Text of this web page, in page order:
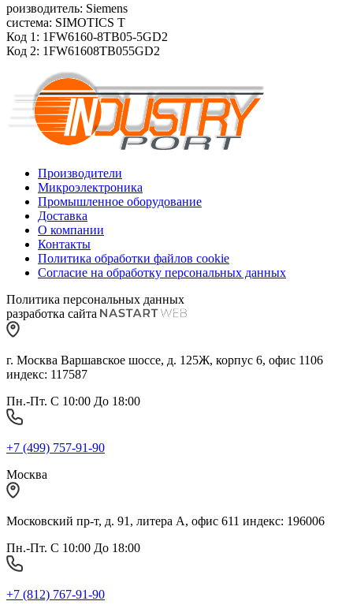
роизводитель: Siemens
система: SIMOTICS T
Код 1: 1FW6160-8TB05-5GD2
Код 2: 1FW61608TB055GD2
Производители
Микроэлектроника
Промышленное оборудование
Доставка
О компании
Контакты
Политика обработки файлов cookie
Согласие на обработку персональных данных
Политика персональных данных
разработка сайта
г. Москва Варшавское шоссе, д. 125Ж, корпус 6, офис 1106
индекс: 117587
Пн.-Пт. С 10:00 До 18:00
+7 (499) 757-91-90
Москва
Московский пр-т, д. 91, литера А, офис 611 индекс: 196006
Пн.-Пт. С 10:00 До 18:00
+7 (812) 767-91-90